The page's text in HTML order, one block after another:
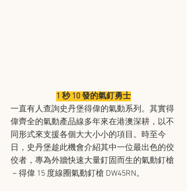
1 秒 10 發的氣釘勇士
一直有人查詢史丹堡得偉的氣動系列。其實得
偉齊全的氣動產品線多年來在港澳深耕，以不
同形式來支援各個大大小小的項目。時至今
日，史丹堡趁此機會介紹其中一位最出色的佼
佼者，專為外牆快速大量釘固而生的氣動釘槍
－得偉 15 度線圈氣動釘槍 DW45RN。